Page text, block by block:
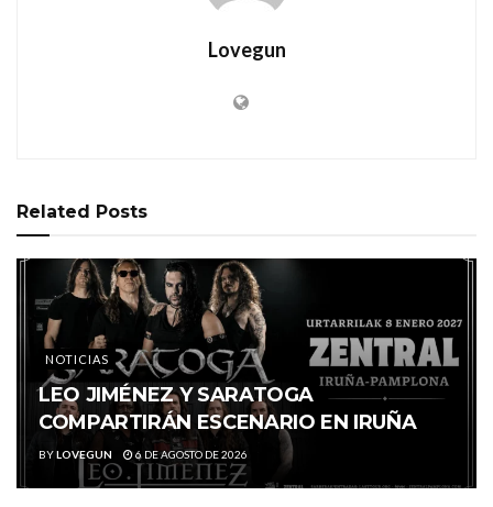
Lovegun
Related Posts
NOTICIAS
LEO JIMÉNEZ Y SARATOGA
COMPARTIRÁN ESCENARIO EN IRUÑA
BYLOVEGUN 6 DE AGOSTO DE 2026